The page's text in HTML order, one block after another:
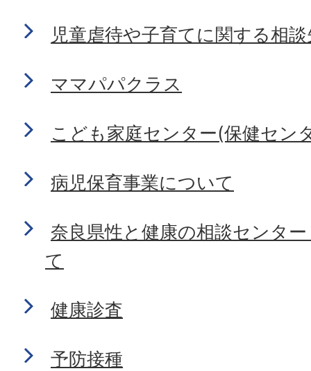
児童虐待や子育てに関する相
ママパパクラス
こども家庭センター(保健セン
病児保育事業について
奈良県性と健康の相談センタ
て
健康診査
予防接種